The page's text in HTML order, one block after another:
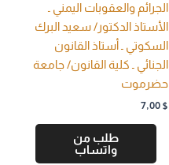
الجرائم والعقوبات اليمني ـ
الأستاذ الدكتور/ سعيد البرك
السكوتي ـ أستاذ القانون
الجنائي ـ كلية القانون/ جامعة
حضرموت
7,00 $
طلب من
واتساب